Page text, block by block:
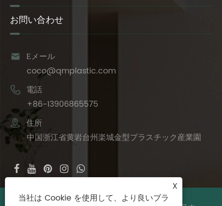
お問い合わせ
 Eメール
coco@qmplastic.com
 電話
+86-13906865575
 住所
中国浙江省黄岩台州楽城金型プラスチック産業園
X
当社は Cookie を使用して、より良いブラ